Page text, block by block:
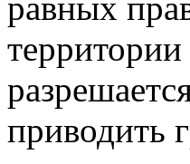
приводить